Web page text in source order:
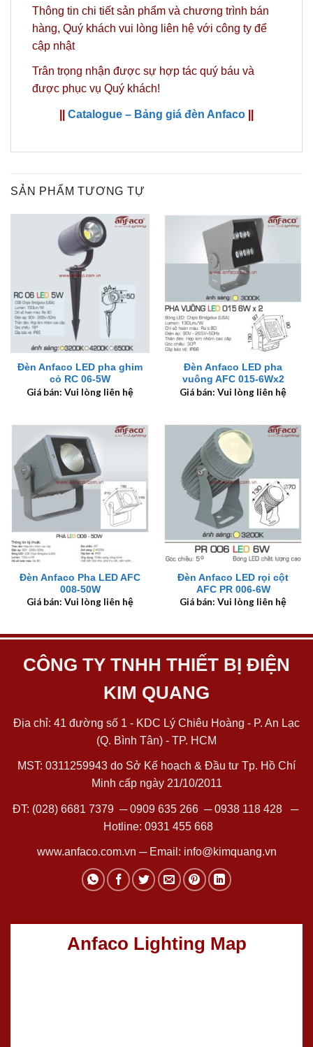
Thông tin chi tiết sản phẩm và chương trình bán
hàng, Quý khách vui lòng liên hệ với công ty để
cập nhật
Trân trọng nhận được sự hợp tác quý báu và
được phục vụ Quý khách!
Catalogue – Bảng giá đèn Anfaco
SẢN PHẨM TƯƠNG TỰ
Đèn Anfaco LED pha ghim
cỏ RC 06-5W
Giá bán: Vui lòng liên hệ
Đèn Anfaco LED pha
vuông AFC 015-6Wx2
Giá bán: Vui lòng liên hệ
Đèn Anfaco Pha LED AFC
008-50W
Giá bán: Vui lòng liên hệ
Đèn Anfaco LED rọi cột
AFC PR 006-6W
Giá bán: Vui lòng liên hệ
CÔNG TY TNHH THIẾT BỊ ĐIỆN
KIM QUANG
Địa chỉ: 41 đường số 1 - KDC Lý Chiêu Hoàng - P. An Lạc
(Q. Bình Tân) - TP. HCM
MST: 0311259943 do Sở Kế hoạch & Đầu tư Tp. Hồ Chí
Minh cấp ngày 21/10/2011
ĐT: (028) 6681 7379 ─0909 635 266─0938 118 428─
Hotline: 0931 455 668
www.anfaco.com.vn ─ Email: info@kimquang.vn
Anfaco Lighting Map